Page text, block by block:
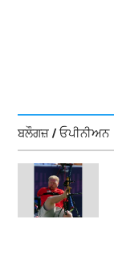
ਬਲੌਗਜ਼ / ਓਪੀਨੀਅਨ